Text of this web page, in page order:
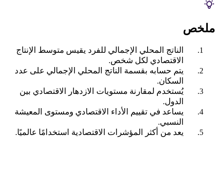
ملخص
الناتج المحلي الإجمالي للفرد يقيس متوسط الإنتاج
الاقتصادي لكل شخص.
يتم حسابه بقسمة الناتج المحلي الإجمالي على عدد
السكان.
يُستخدم لمقارنة مستويات الازدهار الاقتصادي بين
الدول.
يساعد في تقييم الأداء الاقتصادي ومستوى المعيشة
النسبي.
يعد من أكثر المؤشرات الاقتصادية استخدامًا عالميًا.